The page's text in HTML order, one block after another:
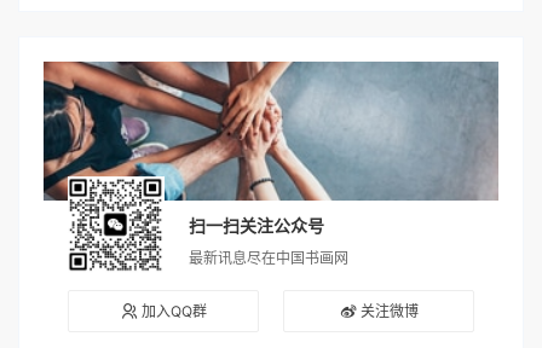
扫一扫关注公众号
最新讯息尽在中国书画网
加入QQ群 关注微博